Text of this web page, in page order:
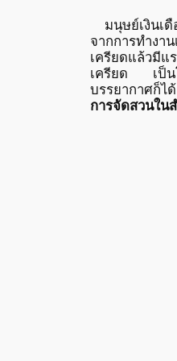
มนุษย์เงินเดื
จากการทำงา
เครียดแล้วมีแ
เครียด เป็นโ
บรรยากาศก็ไ
การจัดสวนใน